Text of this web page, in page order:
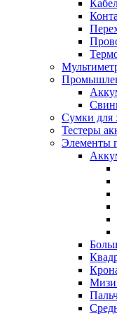
Сумки для
Тестеры
Элементы